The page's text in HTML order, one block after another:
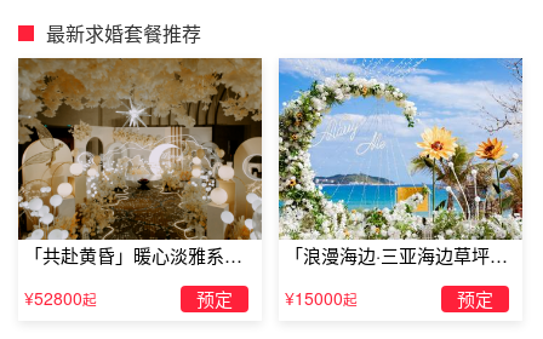
最新求婚套餐推荐
「共赴黄昏」暖心淡雅系求
婚仪式
¥52800起 预定
「浪漫海边·三亚海边草坪浪
漫求婚」
¥15000起 预定